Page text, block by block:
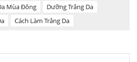
Mùa Đông
Dưỡng Trắng Da
Cách Làm Trắng Da